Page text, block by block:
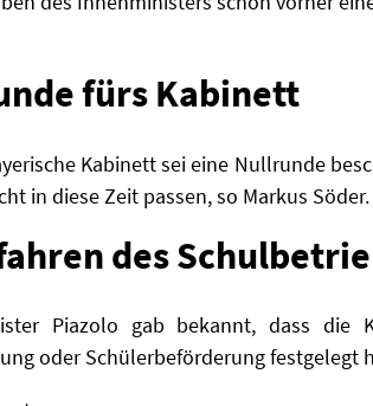
fürs Kabinett
Kabinett sei eine Nullrunde
in diese Zeit passen, so Markus Söder.
des
Piazolo gab bekannt, dass die
oder Schülerbeförderung festgelegt